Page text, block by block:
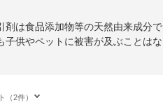
剤は食品添加物等の天然由来成分で
供やペットに被害が及ぶことはな
（2件）